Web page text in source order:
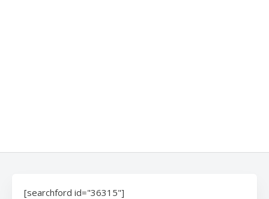
[searchford id="36315"]